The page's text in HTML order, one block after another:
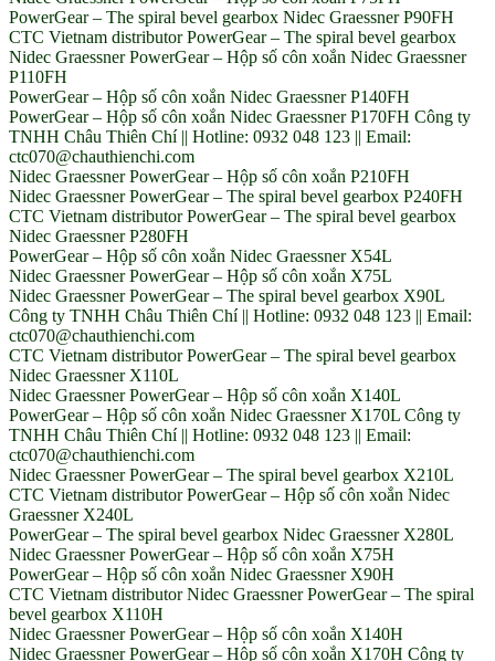
PowerGear – The spiral bevel gearbox Nidec Graessner P90FH
CTC Vietnam distributor PowerGear – The spiral bevel gearbox
Nidec Graessner PowerGear – Hộp số côn xoắn Nidec Graessner
P110FH
PowerGear – Hộp số côn xoắn Nidec Graessner P140FH
PowerGear – Hộp số côn xoắn Nidec Graessner P170FH Công ty
TNHH Châu Thiên Chí || Hotline: 0932 048 123 || Email:
ctc070@chauthienchi.com
Nidec Graessner PowerGear – Hộp số côn xoắn P210FH
Nidec Graessner PowerGear – The spiral bevel gearbox P240FH
CTC Vietnam distributor PowerGear – The spiral bevel gearbox
Nidec Graessner P280FH
PowerGear – Hộp số côn xoắn Nidec Graessner X54L
Nidec Graessner PowerGear – Hộp số côn xoắn X75L
Nidec Graessner PowerGear – The spiral bevel gearbox X90L
Công ty TNHH Châu Thiên Chí || Hotline: 0932 048 123 || Email:
ctc070@chauthienchi.com
CTC Vietnam distributor PowerGear – The spiral bevel gearbox
Nidec Graessner X110L
Nidec Graessner PowerGear – Hộp số côn xoắn X140L
PowerGear – Hộp số côn xoắn Nidec Graessner X170L Công ty
TNHH Châu Thiên Chí || Hotline: 0932 048 123 || Email:
ctc070@chauthienchi.com
Nidec Graessner PowerGear – The spiral bevel gearbox X210L
CTC Vietnam distributor PowerGear – Hộp số côn xoắn Nidec
Graessner X240L
PowerGear – The spiral bevel gearbox Nidec Graessner X280L
Nidec Graessner PowerGear – Hộp số côn xoắn X75H
PowerGear – Hộp số côn xoắn Nidec Graessner X90H
CTC Vietnam distributor Nidec Graessner PowerGear – The spiral
bevel gearbox X110H
Nidec Graessner PowerGear – Hộp số côn xoắn X140H
Nidec Graessner PowerGear – Hộp số côn xoắn X170H Công ty